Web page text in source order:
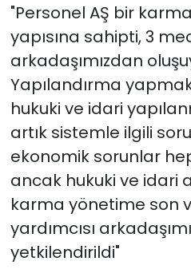
"Personel AŞ bir
yapısına sahipti, 3
arkadaşımızdan
Yapılandırma
hukuki ve idari
artık sistemle ilgili
ekonomik sorunlar
ancak hukuki ve idari
karma yönetime son
yardımcısı
yetkilendirildi"